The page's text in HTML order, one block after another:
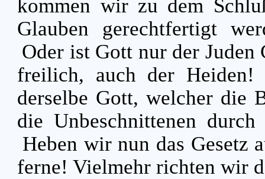
kommen wir zu dem
Glauben gerechtfertigt
Oder ist Gott nur der Juden
freilich, auch der
derselbe Gott, welcher die
die Unbeschnittenen
Heben wir nun das Gesetz
ferne! Vielmehr richten wir